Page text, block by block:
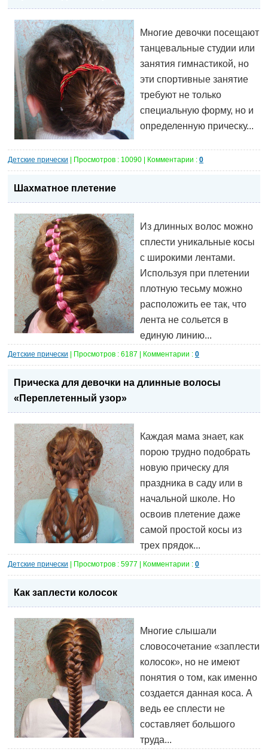
Многие девочки посещают
танцевальные студии или
занятия гимнастикой, но
эти спортивные занятие
требуют не только
специальную форму, но и
определенную прическу...
Детские прически | Просмотров : 10090 | Комментарии : 0
Шахматное плетение
Из длинных волос можно
сплести уникальные косы
с широкими лентами.
Используя при плетении
плотную тесьму можно
расположить ее так, что
лента не сольется в
единую линию...
Детские прически | Просмотров : 6187 | Комментарии : 0
Прическа для девочки на длинные волосы
«Переплетенный узор»
Каждая мама знает, как
порою трудно подобрать
новую прическу для
праздника в саду или в
начальной школе. Но
освоив плетение даже
самой простой косы из
трех прядок...
Детские прически | Просмотров : 5977 | Комментарии : 0
Как заплести колосок
Многие слышали
словосочетание «заплести
колосок», но не имеют
понятия о том, как именно
создается данная коса. А
ведь ее сплести не
составляет большого
труда...